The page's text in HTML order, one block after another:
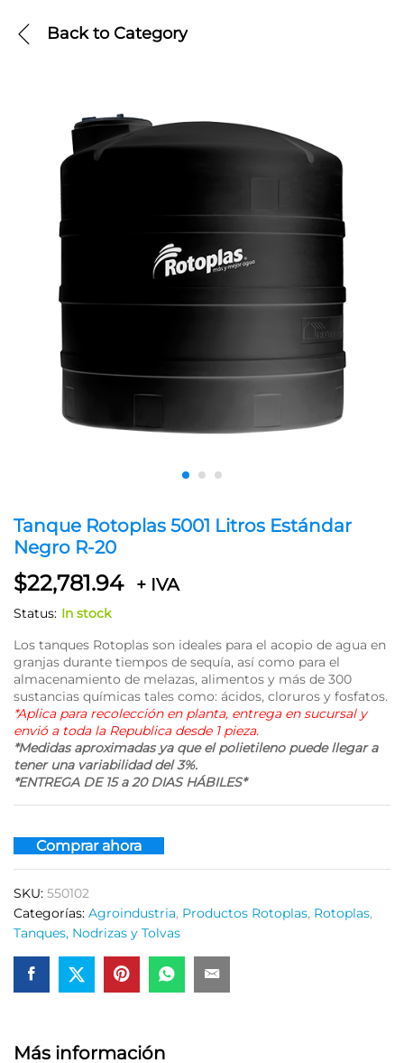
Back toCategory
Tanque Rotoplas 5001 Litros Estándar
Negro R-20
$22,781.94 + IVA
Status: In stock
Los tanques Rotoplas son ideales para el acopio de agua en
granjas durante tiempos de sequía, así como para el
almacenamiento de melazas, alimentos y más de 300
sustancias químicas tales como: ácidos, cloruros y fosfatos.
*Aplica para recolección en planta, entrega en sucursal y
envió a toda la Republica desde 1 pieza.
*Medidas aproximadas ya que el polietileno puede llegar a
tener una variabilidad del 3%.
*ENTREGA DE 15 a 20 DIAS HÁBILES*
Comprar ahora
SKU: 550102
Categorías: Agroindustria, Productos Rotoplas, Rotoplas,
Tanques, Nodrizas y Tolvas
Más información